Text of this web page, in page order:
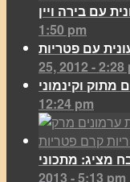
1:50 pm
25, 2012 - 2:28
12:24 pm
2013 - 5:13 pm